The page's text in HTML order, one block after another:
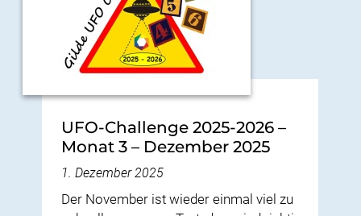
UFO-Challenge 2025-2026 –
Monat 3 – Dezember 2025
1. Dezember 2025
Der November ist wieder einmal viel zu